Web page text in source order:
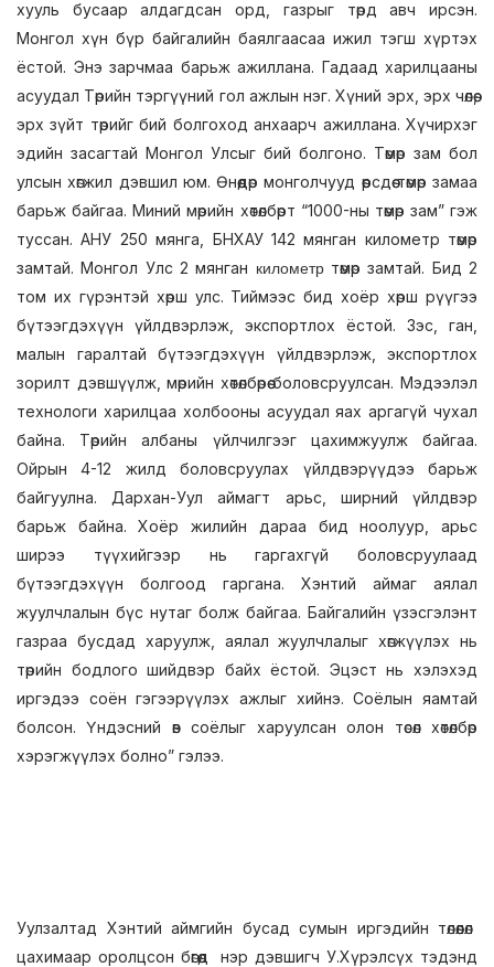
хууль бусаар алдагдсан орд, газрыг төрд авч ирсэн.
Монгол хүн бүр байгалийн баялгаасаа ижил тэгш хүртэх
ёстой. Энэ зарчмаа барьж ажиллана. Гадаад харилцааны
асуудал Төрийн тэргүүний гол ажлын нэг. Хүний эрх, эрх чөлөө,
эрх зүйт төрийг бий болгоход анхаарч ажиллана. Хүчирхэг
эдийн засагтай Монгол Улсыг бий болгоно. Төмөр зам бол
улсын хөгжил дэвшил юм. Өнөөдөр монголчууд өөрсдөө төмөр замаа
барьж байгаа. Миний мөрийн хөтөлбөрт “1000-ны төмөр зам” гэж
туссан. АНУ 250 мянга, БНХАУ 142 мянган километр төмөр
замтай. Монгол Улс 2 мянган километр төмөр замтай. Бид 2
том их гүрэнтэй хөрш улс. Тиймээс бид хоёр хөрш рүүгээ
бүтээгдэхүүн үйлдвэрлэж, экспортлох ёстой. Зэс, ган,
малын гаралтай бүтээгдэхүүн үйлдвэрлэж, экспортлох
зорилт дэвшүүлж, мөрийн хөтөлбөрөө боловсруулсан. Мэдээлэл
технологи харилцаа холбооны асуудал яах аргагүй чухал
байна. Төрийн албаны үйлчилгээг цахимжуулж байгаа.
Ойрын 4-12 жилд боловсруулах үйлдвэрүүдээ барьж
байгуулна. Дархан-Уул аймагт арьс, ширний үйлдвэр
барьж байна. Хоёр жилийн дараа бид ноолуур, арьс
ширээ түүхийгээр нь гаргахгүй боловсруулаад
бүтээгдэхүүн болгоод гаргана. Хэнтий аймаг аялал
жуулчлалын бүс нутаг болж байгаа. Байгалийн үзэсгэлэнт
газраа бусдад харуулж, аялал жуулчлалыг хөгжүүлэх нь
төрийн бодлого шийдвэр байх ёстой. Эцэст нь хэлэхэд
иргэдээ соён гэгээрүүлэх ажлыг хийнэ. Соёлын яамтай
болсон. Үндэсний өв соёлыг харуулсан олон төсөл хөтөлбөр
хэрэгжүүлэх болно” гэлээ.
Уулзалтад Хэнтий аймгийн бусад сумын иргэдийн төлөөлөл
цахимаар оролцсон бөгөөд нэр дэвшигч У.Хүрэлсүх тэдэнд